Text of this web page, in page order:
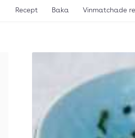
Recept Baka Vinmatchade